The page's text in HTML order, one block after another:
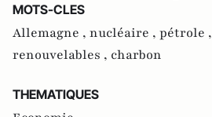
MOTS-CLES
Allemagne , nucléaire , pétrole ,
renouvelables , charbon
THEMATIQUES